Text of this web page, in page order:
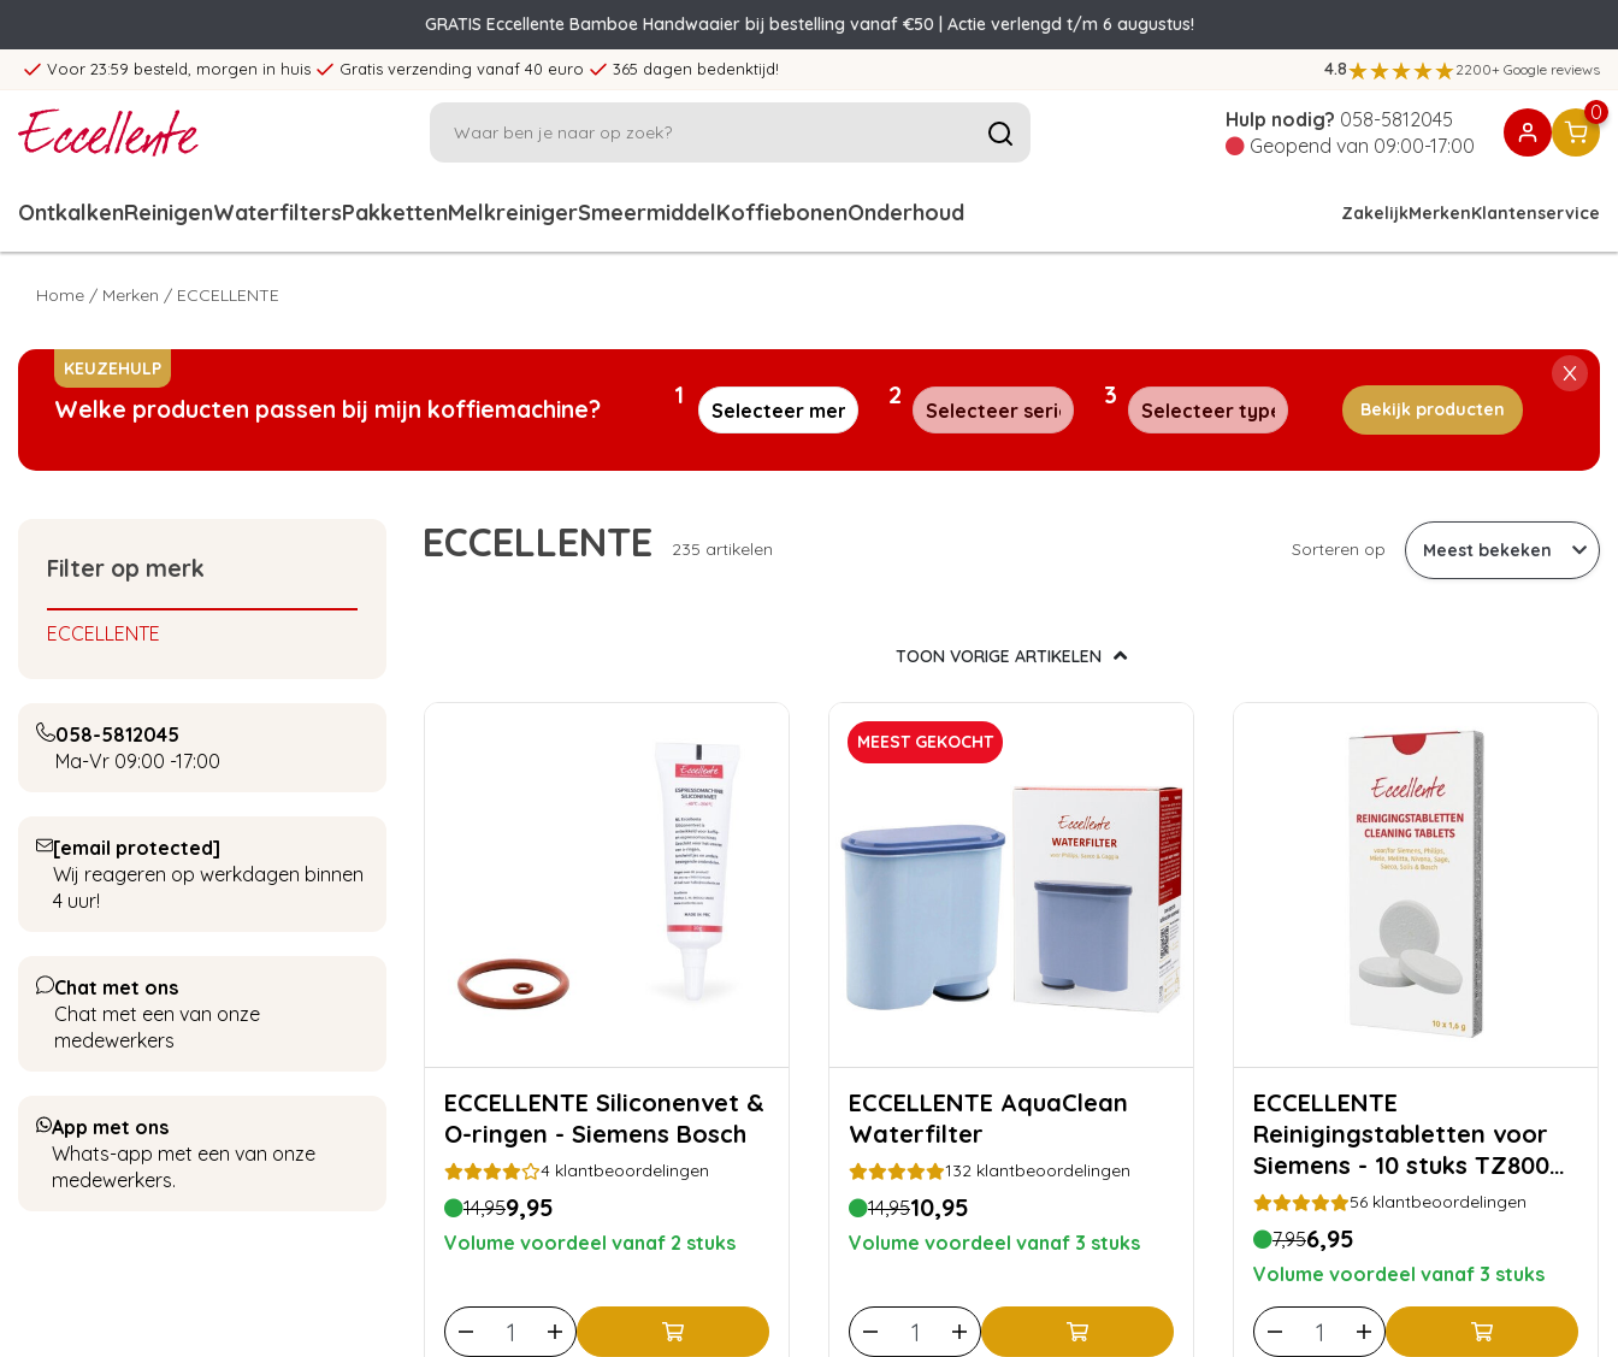
GRATIS Eccellente Bamboe Handwaaier bij bestelling vanaf €50 | Actie verlengd t/m 6 augustus!
Voor 23:59 besteld, morgen in huis Gratis verzending vanaf 40 euro 365 dagen bedenktijd! 4.8 2200+ Google reviews
Hulp nodig? 058-5812045
Geopend van 09:00-17:00
0
OntkalkenReinigenWaterfiltersPakkettenMelkreinigerSmeermiddelKoffiebonenOnderhoud ZakelijkMerkenKlantenservice
Home / Merken / ECCELLENTE
KEUZEHULP
Welke producten passen bij mijn koffiemachine? 1 2 3 Bekijk producten
Filter op merk
ECCELLENTE
058-5812045
Ma-Vr 09:00 -17:00
[email protected]
Wij reageren op werkdagen binnen
4 uur!
Chat met ons
Chat met een van onze
medewerkers
App met ons
Whats-app met een van onze
medewerkers.
ECCELLENTE 235 artikelen Sorteren op
TOON VORIGE ARTIKELEN
ECCELLENTE Siliconenvet &
O-ringen - Siemens Bosch
4 klantbeoordelingen
14,959,95
Volume voordeel vanaf 2 stuks
MEEST GEKOCHT
ECCELLENTE AquaClean
Waterfilter
132 klantbeoordelingen
14,9510,95
Volume voordeel vanaf 3 stuks
ECCELLENTE
Reinigingstabletten voor
Siemens - 10 stuks TZ80001
| TZ60001
56 klantbeoordelingen
7,956,95
Volume voordeel vanaf 3 stuks